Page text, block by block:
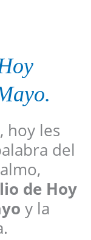
hoy les
del
de Hoy
y la